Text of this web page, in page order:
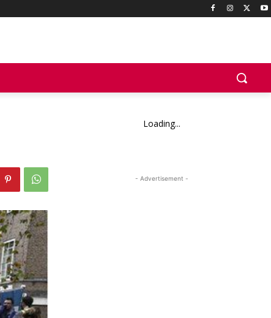
Loading...
- Advertisement -